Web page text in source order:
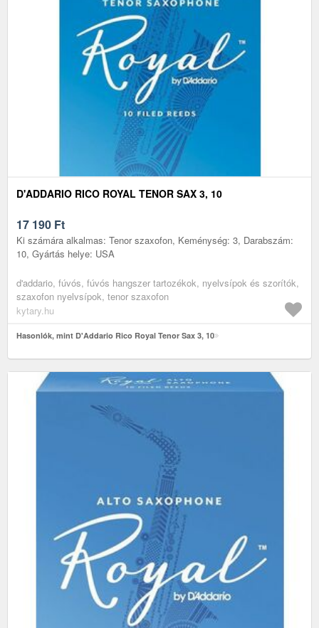
D'ADDARIO RICO ROYAL TENOR SAX 3, 10
17 190 Ft
Ki számára alkalmas: Tenor szaxofon, Keménység: 3, Darabszám:
10, Gyártás helye: USA
d'addario, fúvós, fúvós hangszer tartozékok, nyelvsípok és szorítók,
szaxofon nyelvsípok, tenor szaxofon
kytary.hu
Hasonlók, mint D'Addario Rico Royal Tenor Sax 3, 10